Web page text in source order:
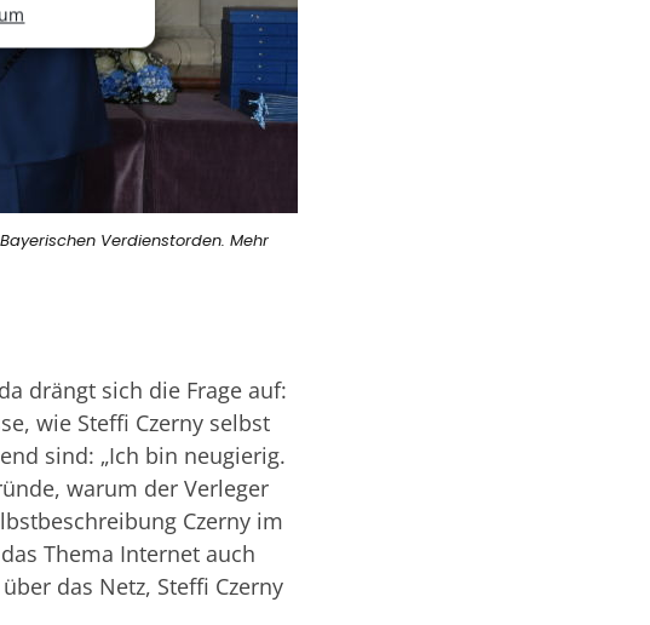
Verdienstorden. Mehr
drängt sich die Frage auf:
wie Steffi Czerny selbst
sind: „Ich bin neugierig.
warum der Verleger
Czerny im
Thema Internet auch
das Netz, Steffi Czerny